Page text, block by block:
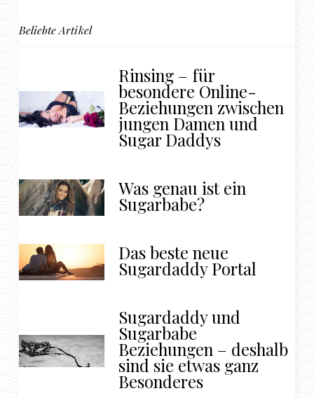
Beliebte Artikel
Rinsing – für
besondere Online-
Beziehungen zwischen
jungen Damen und
Sugar Daddys
Was genau ist ein
Sugarbabe?
Das beste neue
Sugardaddy Portal
Sugardaddy und
Sugarbabe
Beziehungen – deshalb
sind sie etwas ganz
Besonderes